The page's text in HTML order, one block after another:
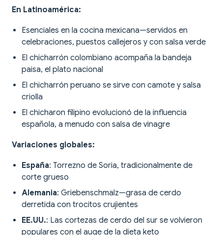
En Latinoamérica:
Esenciales en la cocina mexicana—servidos en
celebraciones, puestos callejeros y con salsa verde
El chicharrón colombiano acompaña la bandeja
paisa, el plato nacional
El chicharrón peruano se sirve con camote y salsa
criolla
El chicharon filipino evolucionó de la influencia
española, a menudo con salsa de vinagre
Variaciones globales:
España: Torrezno de Soria, tradicionalmente de
corte grueso
Alemania: Griebenschmalz—grasa de cerdo
derretida con trocitos crujientes
EE.UU.: Las cortezas de cerdo del sur se volvieron
populares con el auge de la dieta keto